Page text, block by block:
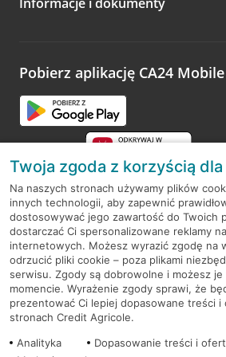
Zachęcamy do podzielenia się z nami
opinie.
Pobierz aplikację CA24 Mobile
RODO
Regulamin serwisu
Mapa serwisu
PolitykaCookies
Twoja zgoda z korzyścią
Na naszych stronach używamy plików
innych technologii, aby zapewnić
dostosowywać jego zawartość do Twoich
dostarczać Ci spersonalizowane reklamy
internetowych. Możesz wyrazić zgodę na
odrzucić pliki cookie – poza plikami
serwisu. Zgody są dobrowolne i możesz
momencie. Wyrażenie zgody sprawi, że
prezentować Ci lepiej dopasowane treści
stronach Credit Agricole.
Analityka
Dopasowanie treści i